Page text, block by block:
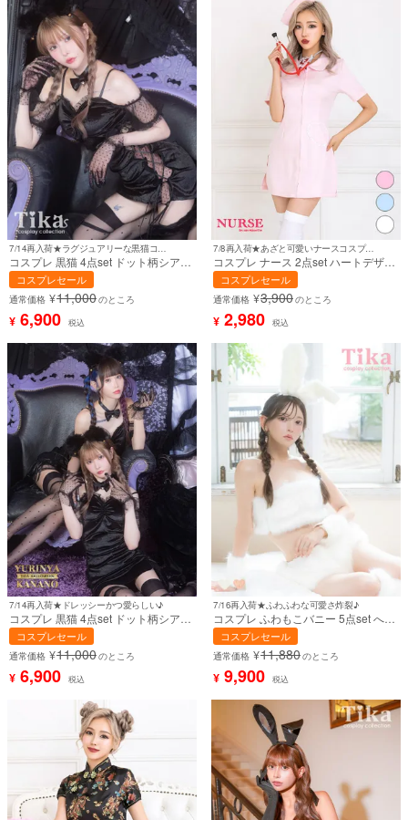
コスプレ 黒猫 4点set ドット柄シアー
ベロア サイド編み上げ ボディコン ア
ニマル (ワンピース/チョーカー/カチ
ューシャ/レースグローブ)【ハロウィ
ン】[tk-hwcat2202a]
コスプレセール
通常価格 ¥11,000のところ
¥ 6,900 税込
7/8再入荷★あざと可愛いナースコスプレ♪
コスプレ ナース 2点set ハートデザイ
ン タイトミニワンピース プチプラ
(ワンピース/帽子)【ハロウィン】[th-
hwds203]
コスプレセール
通常価格 ¥3,900のところ
¥ 2,980 税込
7/14再入荷★ドレッシーかつ愛らしい♪
コスプレ 黒猫 4点set ドット柄シアー
ベロア サイド編み上げ ボディコン ア
ニマル (ワンピース/チョーカー/カチ
ューシャ/レースグローブ)【ハロウィ
ン】[tk-hwcat2202] ゆりにゃ×戦慄か
なのTikaコラボ
コスプレセール
通常価格 ¥11,000のところ
¥ 6,900 税込
7/16再入荷★ふわふわな可愛さ炸裂♪
コスプレ ふわもこバニー 5点set へそ
出し アニマル 白 ホワイト (トップス/
ボトム/カチューシャ/アームカバー/レ
ッグカバー)【ハロウィン】[tk-
hw1146d]
コスプレセール
通常価格 ¥11,880のところ
¥ 9,900 税込